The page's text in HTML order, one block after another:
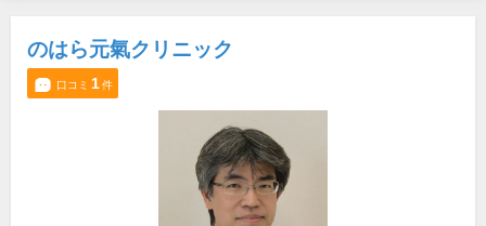
のはら元氣クリニック
口コミ 1件